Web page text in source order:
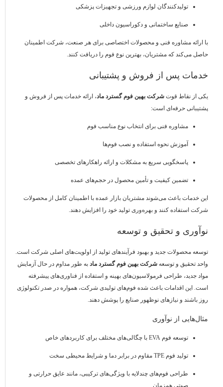
تولیدکنندگان لوازم ورزشی و تجهیزات پزشکی
صنایع ساختمانی و دکوراسیون داخلی
با ارائه مشاوره فنی و محصولات اختصاصی برای هر صنعت، شرکت اطمینان
حاصل می‌کند که مشتریان، بهترین نوع فوم را دریافت کنند.
خدمات پس از فروش و پشتیبانی
یکی از نقاط قوت شرکت بهین فوم گسترد ماد، ارائه خدمات پس از فروش و
پشتیبانی حرفه‌ای است:
مشاوره فنی برای انتخاب نوع مناسب فوم
آموزش نحوه استفاده و نصب فوم‌ها
پاسخگویی سریع به مشکلات و ارائه راهکارهای تخصصی
تضمین کیفیت و تأمین محصول در حجم‌های عمده
این خدمات باعث می‌شوند مشتریان بازار عمده با اطمینان کامل از محصولات
شرکت استفاده کنند و بهره‌وری تولید خود را افزایش دهند.
نوآوری و تحقیق و توسعه
توسعه محصولات جدید و بهبود فرآیندهای تولید از اولویت‌های اصلی شرکت است.
واحد تحقیق و توسعه شرکت بهین فوم گسترد ماد به طور مداوم در حال آزمایش
مواد جدید، طراحی فرمولاسیون‌های بهینه و استفاده از فناوری‌های پیشرفته
است. این اقدامات باعث شده فوم‌های تولیدی شرکت، همواره در صدر تکنولوژی
روز باشند و نیازهای نوظهور صنایع را پوشش دهند.
مثال‌هایی از نوآوری
توسعه فوم EVA با چگالی‌های مختلف برای کاربردهای خاص
تولید فوم TPE مقاوم در برابر دما و شرایط محیطی سخت
طراحی فوم‌های چندلایه با ویژگی‌های ترکیبی، مانند عایق حرارتی و
صوتی همزمان